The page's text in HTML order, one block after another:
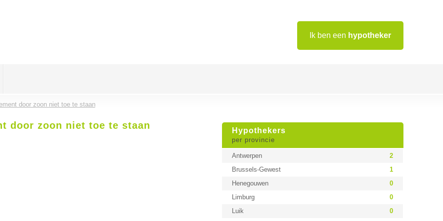
Ik ben een hypotheker
door zoon niet toe te staan
Hypothekers
per provincie
Antwerpen
2
Brussels-Gewest
1
Henegouwen
0
Limburg
0
Luik
0
door zoon niet toe te staan